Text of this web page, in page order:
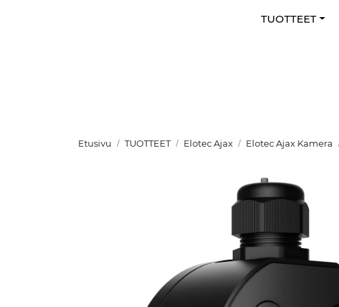
TUOTTEET
Etusivu TUOTTEET Elotec Ajax Elotec Ajax Kamera